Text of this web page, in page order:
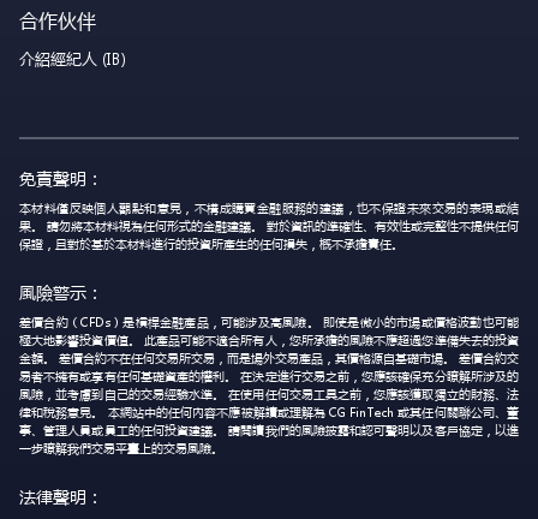
合作伙伴
介紹經紀人 (IB)
免責聲明：
本材料僅反映個人觀點和意見，不構成購買金融服務的建議，也不保證未來交易的表現或結
果。 請勿將本材料視為任何形式的金融建議。 對於資訊的準確性、有效性或完整性不提供任何
保證，且對於基於本材料進行的投資所產生的任何損失，概不承擔責任。
風險警示：
差價合約（CFDs）是槓桿金融產品，可能涉及高風險。 即使是微小的市場或價格波動也可能
極大地影響投資價值。 此產品可能不適合所有人，您所承擔的風險不應超過您準備失去的投資
金額。 差價合約不在任何交易所交易，而是場外交易產品，其價格源自基礎市場。 差價合約交
易者不擁有或享有任何基礎資產的權利。 在決定進行交易之前，您應該確保充分瞭解所涉及的
風險，並考慮到自己的交易經驗水準。 在使用任何交易工具之前，您應該獲取獨立的財務、法
律和稅務意見。 本網站中的任何內容不應被解讀或理解為 CG FinTech 或其任何關聯公司、董
事、管理人員或員工的任何投資建議。 請閱讀我們的風險披露和認可聲明以及客戶協定，以進
一步瞭解我們交易平臺上的交易風險。
法律聲明：